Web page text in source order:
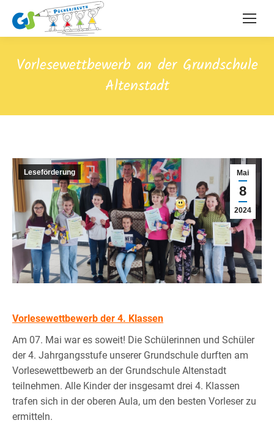
Vorlesewettbewerb an der Grundschule
Altenstadt
Mai
8
2024
Leseförderung
Vorlesewettbewerb der 4. Klassen
Am 07. Mai war es soweit! Die Schülerinnen und Schüler
der 4. Jahrgangsstufe unserer Grundschule durften am
Vorlesewettbewerb an der Grundschule Altenstadt
teilnehmen. Alle Kinder der insgesamt drei 4. Klassen
trafen sich in der oberen Aula, um den besten Vorleser zu
ermitteln.